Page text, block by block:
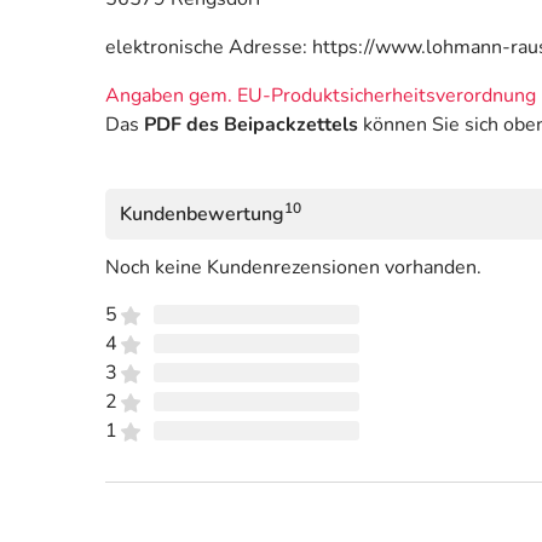
elektronische Adresse: https://www.lohmann-
Angaben gem. EU-Produktsicherheitsverordnung
Das PDF des Beipackzettels können Sie sich
Kundenbewertung10
Noch keine Kundenrezensionen vorhanden.
5
4
3
2
1